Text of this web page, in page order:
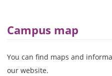
Campus map
You can find maps and
our website.